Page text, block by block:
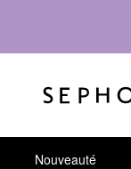
Nouveauté